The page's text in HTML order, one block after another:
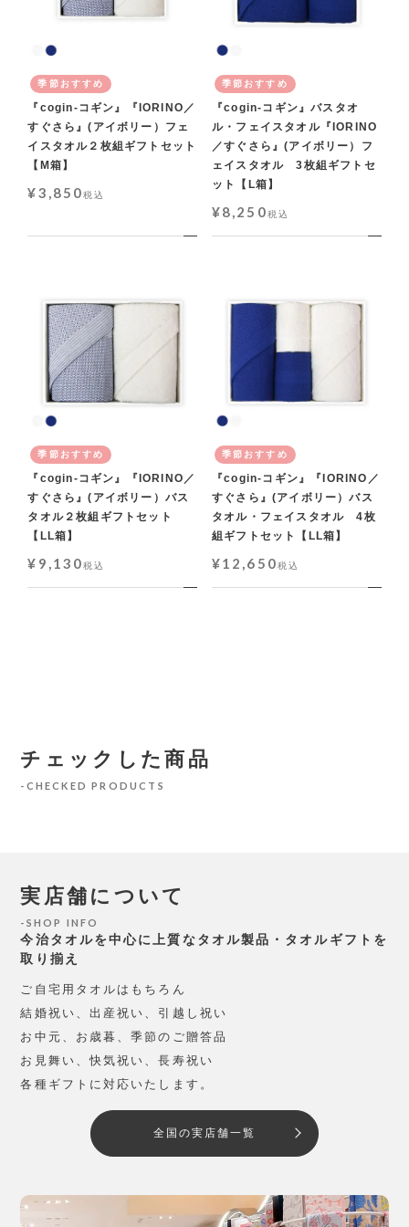
季節おすすめ
『cogin-コギン』『IORINO／
すぐさら』(アイボリー）フェ
イスタオル２枚組ギフトセット
【M箱】
¥3,850税込
季節おすすめ
『cogin-コギン』バスタオ
ル・フェイスタオル『IORINO
／すぐさら』(アイボリー）フ
ェイスタオル 3枚組ギフトセ
ット【L箱】
¥8,250税込
季節おすすめ
『cogin-コギン』『IORINO／
すぐさら』(アイボリー）バス
タオル２枚組ギフトセット
【LL箱】
¥ 9,130税込
季節おすすめ
『cogin-コギン』『IORINO／
すぐさら』(アイボリー）バス
タオル・フェイスタオル 4枚
組ギフトセット【LL箱】
¥12,650税込
チェックした商品
CHECKED PRODUCTS
実店舗について
SHOP INFO
今治タオルを中心に上質なタオル製品・タオルギフトを
取り揃え
ご自宅用タオルはもちろん
結婚祝い、出産祝い、引越し祝い
お中元、お歳暮、季節のご贈答品
お見舞い、快気祝い、長寿祝い
各種ギフトに対応いたします。
全国の実店舗一覧